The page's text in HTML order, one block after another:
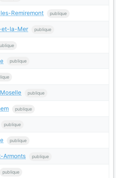
Remiremont publique
et-la-Mer publique
publique
publique
publique
publique
publique
Armonts publique
publique